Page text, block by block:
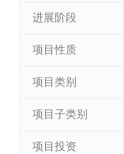
进展阶段
项目性质
项目类别
项目子类别
项目投资